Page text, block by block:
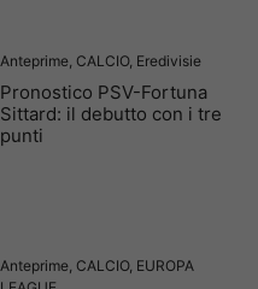
Anteprime CALCIO, Eredivisie
Pronostico PSV-Fortuna
Sittard: il debutto con i tre
punti
Anteprime CALCIO, EUROPA